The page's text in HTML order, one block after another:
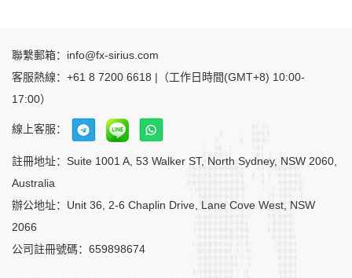
聯繫郵箱：info@fx-sirius.com
客服熱線：+61 8 7200 6618 |（工作日時間(GMT+8) 10:00-
17:00）
線上客服：
註冊地址：Suite 1001 A, 53 Walker ST, North Sydney, NSW 2060,
Australia
辦公地址：Unit 36, 2-6 Chaplin Drive, Lane Cove West, NSW
2066
公司註冊號碼：659898674